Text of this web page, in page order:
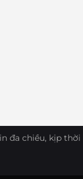
đa chiều, kịp thời